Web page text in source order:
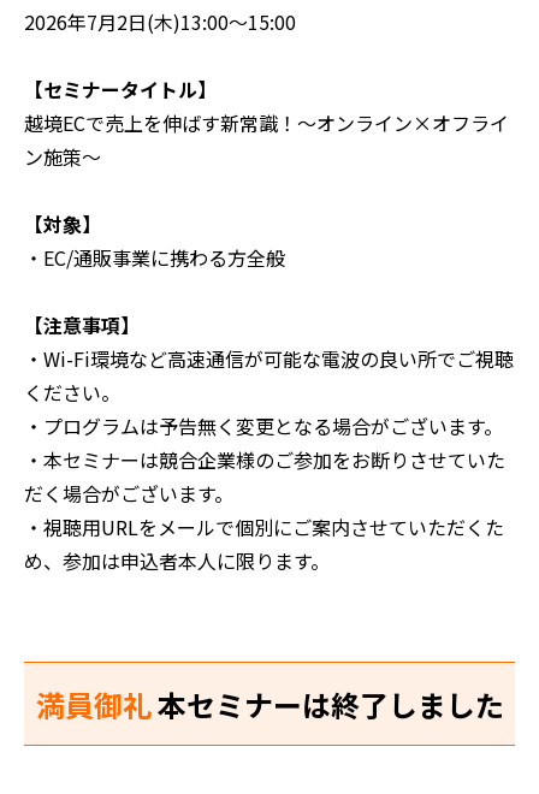
2026年7月2日(木)13:00～15:00
【セミナータイトル】
越境ECで売上を伸ばす新常識！〜オンライン×オフライ
ン施策〜
【対象】
・EC/通販事業に携わる方全般
【注意事項】
‍・Wi-Fi環境など高速通信が可能な電波の良い所でご視聴
ください。
・プログラムは予告無く変更となる場合がございます。
・本セミナーは競合企業様のご参加をお断りさせていた
だく場合がございます。
・視聴用URLをメールで個別にご案内させていただくた
め、参加は申込者本人に限ります。
満員御礼本セミナーは終了しました